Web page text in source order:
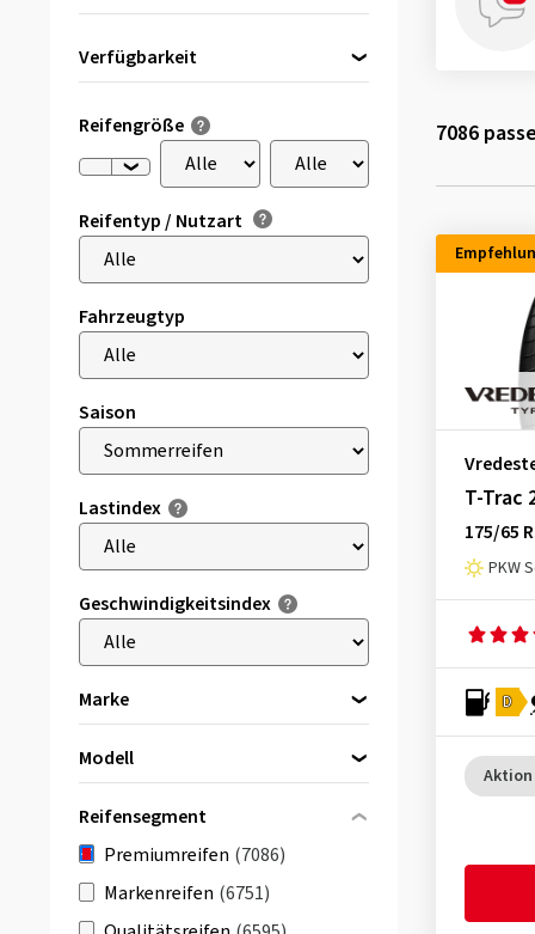
Verfügbarkeit
Reifengröße
Reifentyp / Nutzart
Fahrzeugtyp
Saison
Lastindex
Geschwindigkeitsindex
Marke
Continental(1674)
Dunlop(451)
Goodyear (927)
MICHELIN (1383)
Modell
Reifensegment
Premiumreifen (7086)
Markenreifen (6751)
7086
T-Trac
175/65
PKW
D
Aktion